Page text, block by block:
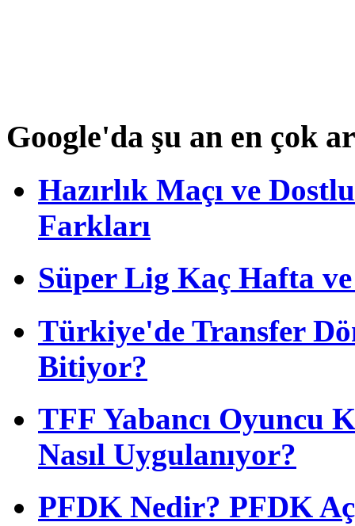
Google'da şu an en çok
Hazırlık Maçı ve
Farkları
Süper Lig Kaç Hafta
Türkiye'de Transfer
Bitiyor?
TFF Yabancı Oyuncu
Nasıl Uygulanıyor?
PFDK Nedir? PFDK